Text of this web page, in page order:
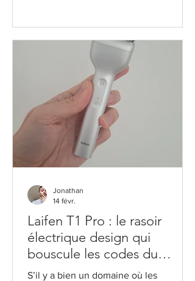
dans le temps, un bon entretien est
indispensable. Sans ça, tu risques
d’avoir une tondeuse qui arrache, qui
perd en puissance ou qui tombe en
panne bien plus tôt que prévu. Dans
cet article, je t’explique pourquoi tu
dois absolument entreten
Laifen T1 Pro : le rasoir
électrique design qui
bouscule les codes du
grooming masculin
S’il y a bien un domaine où les
Jonathan
14 févr.